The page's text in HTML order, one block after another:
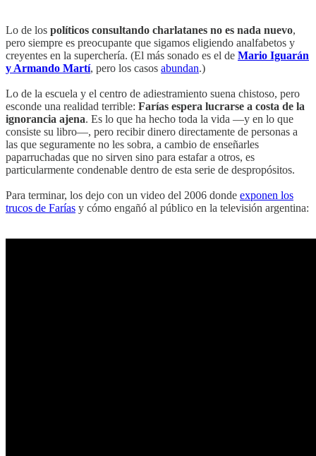
Lo de los políticos consultando charlatanes no es nada nuevo,
pero siempre es preocupante que sigamos eligiendo analfabetos y
creyentes en la superchería. (El más sonado es el de Mario Iguarán
y Armando Martí, pero los casos abundan.)
Lo de la escuela y el centro de adiestramiento suena chistoso, pero
esconde una realidad terrible: Farías espera lucrarse a costa de la
ignorancia ajena. Es lo que ha hecho toda la vida —y en lo que
consiste su libro—, pero recibir dinero directamente de personas a
las que seguramente no les sobra, a cambio de enseñarles
paparruchadas que no sirven sino para estafar a otros, es
particularmente condenable dentro de esta serie de despropósitos.
Para terminar, los dejo con un video del 2006 donde exponen los
trucos de Farías y cómo engañó al público en la televisión argentina: